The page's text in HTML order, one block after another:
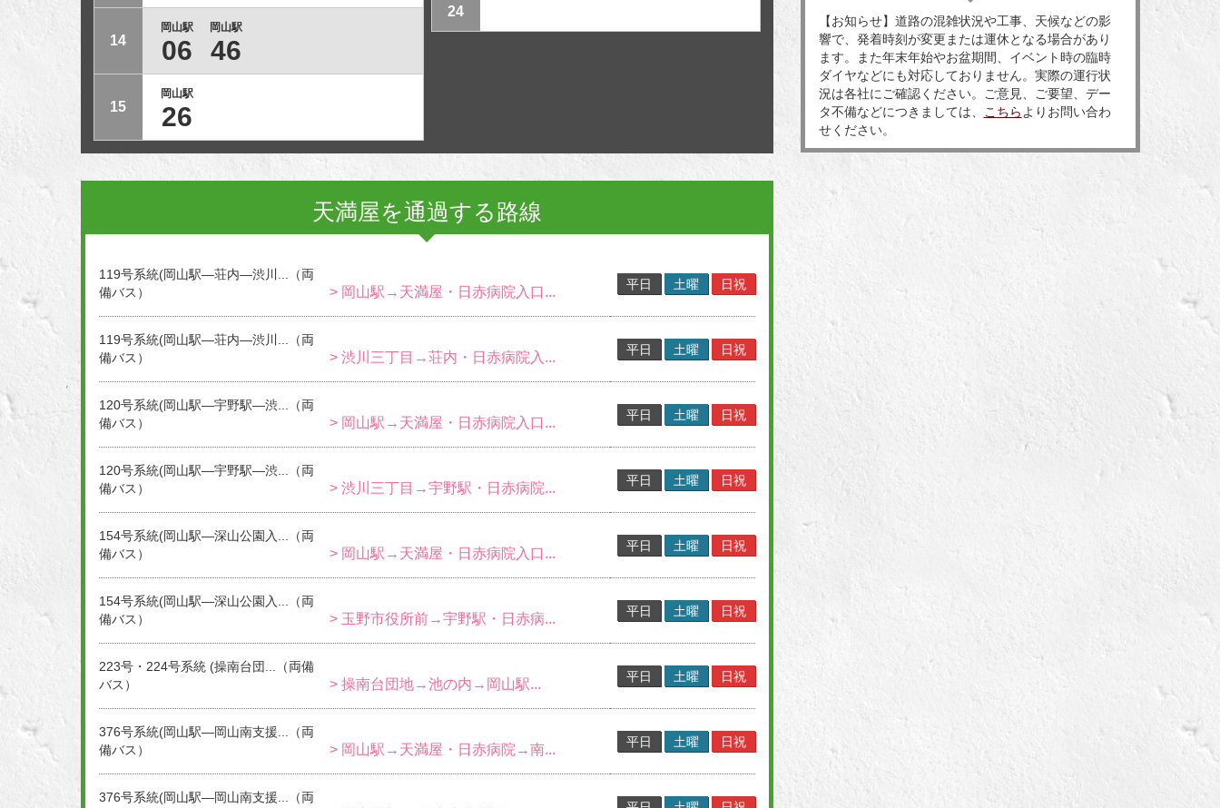
14
岡山駅
06
岡山駅
46
15
岡山駅
26
24
天満屋を通過する路線
119号系統(岡山駅―荘内―渋川...（両
備バス）
> 岡山駅→天満屋・日赤病院入口... 平日 土曜 日祝
119号系統(岡山駅―荘内―渋川...（両
備バス）
> 渋川三丁目→荘内・日赤病院入... 平日 土曜 日祝
120号系統(岡山駅―宇野駅―渋...（両
備バス）
> 岡山駅→天満屋・日赤病院入口... 平日 土曜 日祝
120号系統(岡山駅―宇野駅―渋...（両
備バス）
> 渋川三丁目→宇野駅・日赤病院... 平日 土曜 日祝
154号系統(岡山駅―深山公園入...（両
備バス）
> 岡山駅→天満屋・日赤病院入口... 平日 土曜 日祝
154号系統(岡山駅―深山公園入...（両
備バス）
> 玉野市役所前→宇野駅・日赤病... 平日 土曜 日祝
223号・224号系統 (操南台団...（両備
バス）
> 操南台団地→池の内→岡山駅... 平日 土曜 日祝
376号系統(岡山駅―岡山南支援...（両
備バス）
> 岡山駅→天満屋・日赤病院→南... 平日 土曜 日祝
376号系統(岡山駅―岡山南支援...（両
【お知らせ】道路の混雑状況や工事、天候などの影
響で、発着時刻が変更または運休となる場合があり
ます。また年末年始やお盆期間、イベント時の臨時
ダイヤなどにも対応しておりません。実際の運行状
況は各社にご確認ください。ご意見、ご要望、デー
タ不備などにつきましては、
こちら よりお問い合わ
せください。